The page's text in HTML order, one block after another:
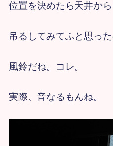
位置を決めたら天井から
吊るしてみてふと思っ
風鈴だね。コレ。
実際、音なるもんね。